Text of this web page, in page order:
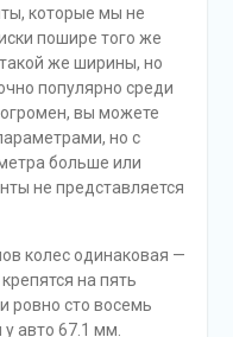
которые мы не
пошире того же
же ширины, но
популярно среди
вы можете
но с
больше или
не представляется
колес одинаковая —
на пять
ровно сто восемь
авто 67.1 мм.